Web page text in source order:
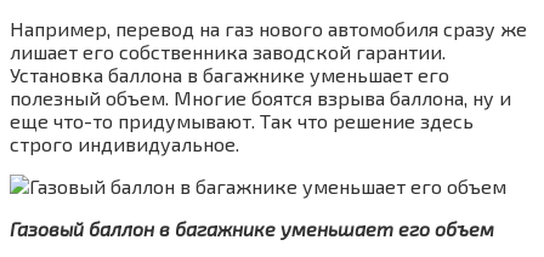
Например, перевод на газ нового автомобиля сразу же
лишает его собственника заводской гарантии.
Установка баллона в багажнике уменьшает его
полезный объем. Многие боятся взрыва баллона, ну и
еще что-то придумывают. Так что решение здесь
строго индивидуальное.
Газовый баллон в багажнике уменьшает его объем